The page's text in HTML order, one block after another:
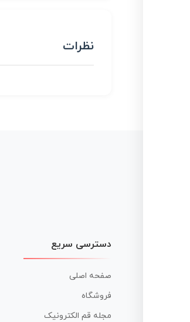
نظرات
دسترسی سریع
صفحه اصلی
فروشگاه
مجله قم الکترونیک